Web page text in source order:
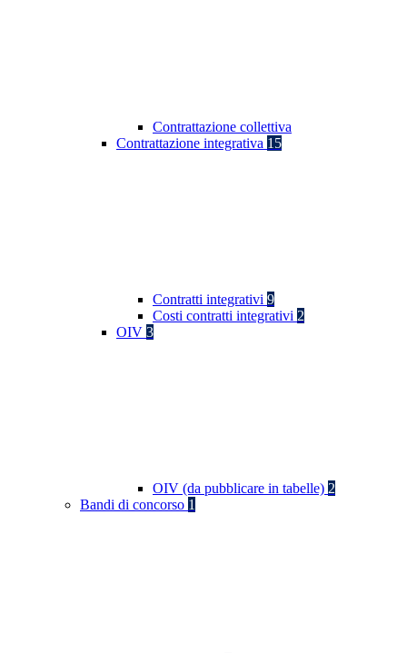
Contrattazione collettiva
Contrattazione integrativa 15
Contratti integrativi 9
Costi contratti integrativi 2
OIV 3
OIV (da pubblicare in tabelle) 2
Bandi di concorso 1